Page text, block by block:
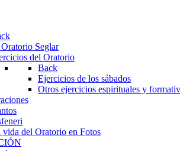
Seglar
del Oratorio
Back
Ejercicios de los sábados
Otros ejercicios espirituales y
vida del Oratorio en Fotos